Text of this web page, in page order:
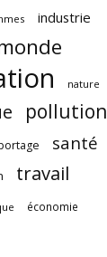
industrie
nature
pollution
santé
travail
économie